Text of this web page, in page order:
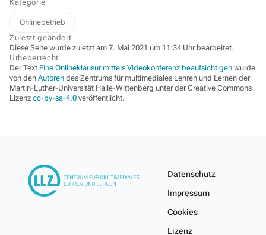
Kategorie
Onlinebetrieb
Zuletzt geändert
Diese Seite wurde zuletzt am 7. Mai 2021 um 11:34 Uhr bearbeitet.
Urheberrecht
Der Text Eine Onlineklausur mittels Videokonferenz beaufsichtigen wurde
von den Autoren des Zentrums für multimediales Lehren und Lernen der
Martin-Luther-Universität Halle-Wittenberg unter der Creative Commons
Lizenz cc-by-sa-4.0 veröffentlicht.
Datenschutz
Impressum
Cookies
Lizenz